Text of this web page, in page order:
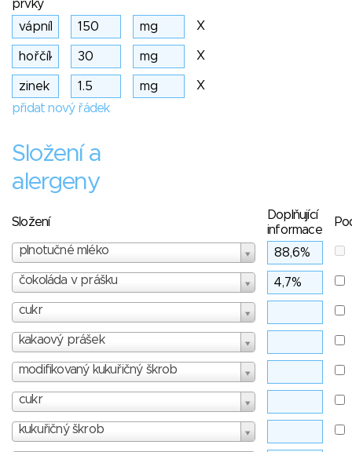
prvky
X
X
X
přidat nový řádek
Složení a
alergeny
Složení
Doplňující
informace
plnotučné mléko
čokoláda v prášku
cukr
kakaový prášek
modifikovaný kukuřičný škrob
cukr
kukuřičný škrob